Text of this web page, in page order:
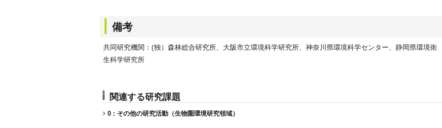
備考
共同研究機関：(独）森林総合研究所、大阪市立環境科学研究所、神奈川県環境科学センター、静岡県環境衛
生科学研究所
関連する研究課題
0 : その他の研究活動（生物圏環境研究領域）